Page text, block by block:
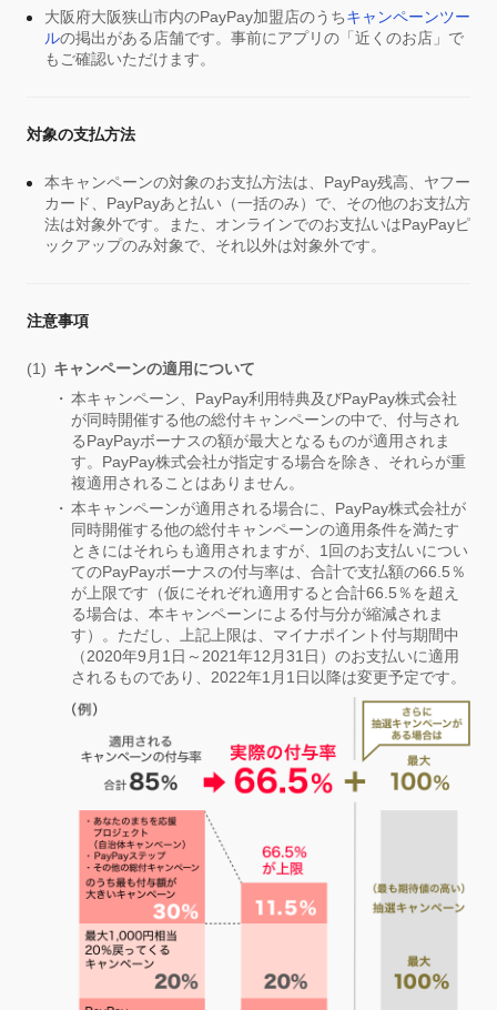
大阪府大阪狭山市内のPayPay加盟店のうちキャンペーンツー
ルの掲出がある店舗です。事前にアプリの「近くのお店」で
もご確認いただけます。
対象の支払方法
本キャンペーンの対象のお支払方法は、PayPay残高、ヤフー
カード、PayPayあと払い（一括のみ）で、その他のお支払方
法は対象外です。また、オンラインでのお支払いはPayPayピ
ックアップのみ対象で、それ以外は対象外です。
注意事項
キャンペーンの適用について
本キャンペーン、PayPay利用特典及びPayPay株式会社
が同時開催する他の総付キャンペーンの中で、付与され
るPayPayボーナスの額が最大となるものが適用されま
す。PayPay株式会社が指定する場合を除き、それらが重
複適用されることはありません。
本キャンペーンが適用される場合に、PayPay株式会社が
同時開催する他の総付キャンペーンの適用条件を満たす
ときにはそれらも適用されますが、1回のお支払いについ
てのPayPayボーナスの付与率は、合計で支払額の66.5％
が上限です（仮にそれぞれ適用すると合計66.5％を超え
る場合は、本キャンペーンによる付与分が縮減されま
す）。ただし、上記上限は、マイナポイント付与期間中
（2020年9月1日～2021年12月31日）のお支払いに適用
されるものであり、2022年1月1日以降は変更予定です。